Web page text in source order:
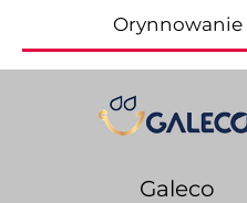
Orynnowanie
Galeco